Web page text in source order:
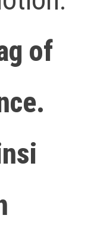
of